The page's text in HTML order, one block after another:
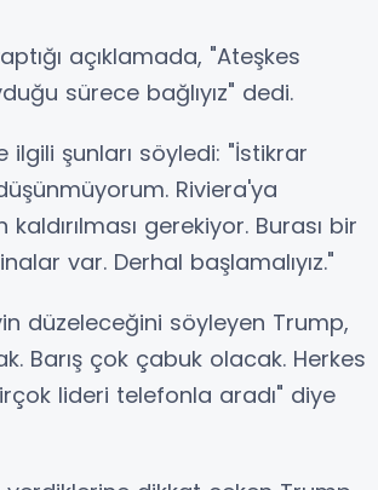
açıklamada, "Ateşkes
sürece bağlıyız" dedi.
ilgili şunları söyledi: "İstikrar
Riviera'ya
gerekiyor. Burası bir
var. Derhal başlamalıyız."
düzeleceğini söyleyen Trump,
Barış çok çabuk olacak. Herkes
lideri telefonla aradı" diye